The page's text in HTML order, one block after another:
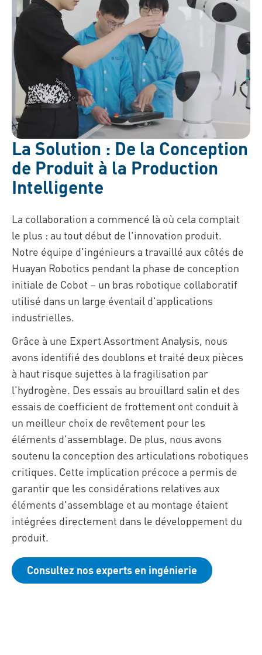
La Solution : De la Conception
de Produit à la Production
Intelligente
La collaboration a commencé là où cela comptait
le plus : au tout début de l'innovation produit.
Notre équipe d'ingénieurs a travaillé aux côtés de
Huayan Robotics pendant la phase de conception
initiale de Cobot – un bras robotique collaboratif
utilisé dans un large éventail d'applications
industrielles.
Grâce à une Expert Assortment Analysis, nous
avons identifié des doublons et traité deux pièces
à haut risque sujettes à la fragilisation par
l'hydrogène. Des essais au brouillard salin et des
essais de coefficient de frottement ont conduit à
un meilleur choix de revêtement pour les
éléments d'assemblage. De plus, nous avons
soutenu la conception des articulations robotiques
critiques. Cette implication précoce a permis de
garantir que les considérations relatives aux
éléments d'assemblage et au montage étaient
intégrées directement dans le développement du
produit.
Consultez nos experts en ingénierie